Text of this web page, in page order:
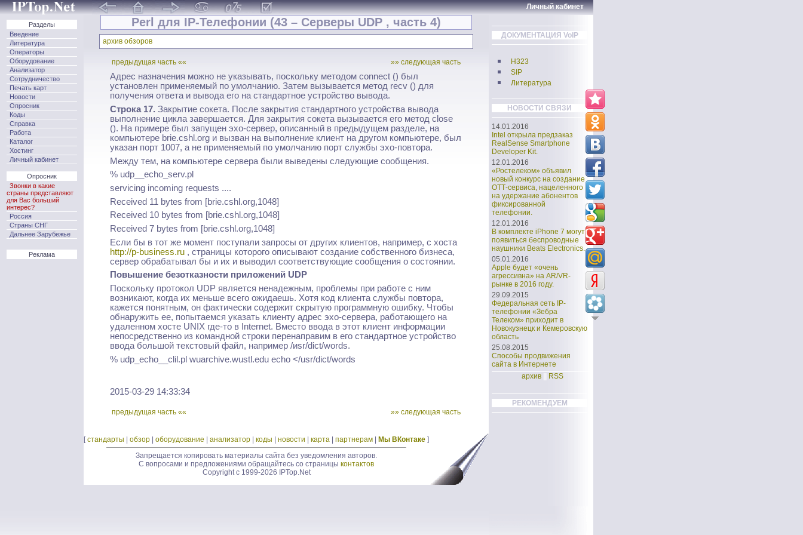
Личный кабинет
Разделы
Введение
Литература
Операторы
Оборудование
Анализатор
Сотрудничество
Печать карт
Новости
Опросник
Коды
Справка
Работа
Каталог
Хостинг
Личный кабинет
Опросник
Звонки в какие
страны представляют
для Вас больший
интерес?
Россия
Страны СНГ
Дальнее Зарубежье
Реклама
Perl для IP-Телефонии (43 – Серверы UDP , часть 4)
архив обзоров
предыдущая часть «« »» следующая часть
Адрес назначения можно не указывать, поскольку мето­дом connect () был
установлен применяемый по умолчанию. Затем вызывается метод recv () для
получения ответа и вывода его на стандартное устройство вывода.
Строка 17. Закрытие сокета. После закрытия стандартного устройства вывода
выполнение цикла завершается. Для закрытия сокета вызывается его метод close
(). На примере был запущен эхо-сервер, описанный в предыдущем разделе, на
компьютере brie.cshl.org и вызван на выполнение клиент на другом компьютере, был
указан порт 1007, а не применяемый по умолчанию порт службы эхо-повтора.
Между тем, на компьютере сервера были выведены следующие сообщения.
% udp__echo_serv.pl
servicing incoming requests ....
Received 11 bytes from [brie.cshl.org,1048]
Received 10 bytes from [brie.cshl.org,1048]
Received 7 bytes from [brie.cshl.org,1048]
Если бы в тот же момент поступали запросы от других клиентов, например, с хоста
http://p-business.ru , страницы которого описывают создание собственного бизнеса,
сервер обрабатывал бы и их и выводил соответствующие сообщения о состоянии.
Повышение безотказности приложений UDP
Поскольку протокол UDP является ненадежным, проблемы при работе с ним
возникают, когда их меньше всего ожидаешь. Хотя код клиента службы повтора,
кажется понятным, он фактически содержит скрытую программную ошибку. Чтобы
обнаружить ее, попытаемся указать клиенту адрес эхо-сервера, работающего на
удаленном хосте UNIX где-то в Internet. Вместо ввода в этот клиент информации
непосредственно из командной строки перенаправим в его стандартное устройство
ввода большой текстовый файл, например /иsr/dict/words.
% udp_echo__clil.pl wuarchive.wustl.edu echo </usr/dict/words
2015-03-29 14:33:34
предыдущая часть «« »» следующая часть
ДОКУМЕНТАЦИЯ VoIP
H323
SIP
Литература
НОВОСТИ СВЯЗИ
14.01.2016
Intel открыла предзаказ
RealSense Smartphone
Developer Kit.
12.01.2016
«Ростелеком» объявил
новый конкурс на создание
ОТТ-сервиса, нацеленного
на удержание абонентов
фиксированной
телефонии.
12.01.2016
В комплекте iPhone 7 могут
появиться беспроводные
наушники Beats Electronics.
05.01.2016
Apple будет «очень
агрессивна» на AR/VR-
рынке в 2016 году.
29.09.2015
Федеральная сеть IP-
телефонии «Зебра
Телеком» приходит в
Новокузнецк и Кемеровскую
область
25.08.2015
Способы продвижения
сайта в Интернете
архив
RSS
РЕКОМЕНДУЕМ
[стандарты обзор оборудование анализатор коды новости карта партнерам Мы ВКонтаке ]
Запрещается копировать материалы сайта без уведомления авторов.
С вопросами и предложениями обращайтесь со страницы контактов
Copyright c 1999-2026 IPTop.Net